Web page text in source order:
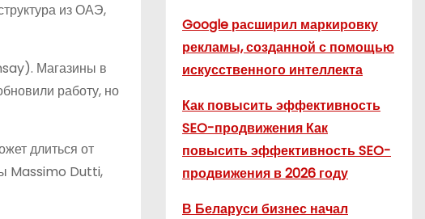
из ОАЭ,
Магазины в
работу, но
длиться от
Massimo Dutti,
Google расширил маркировку
рекламы, созданной с помощью
искусственного интеллекта
Как повысить эффективность
SEO-продвижения Как
повысить эффективность SEO-
продвижения в 2026 году
В Беларуси бизнес начал